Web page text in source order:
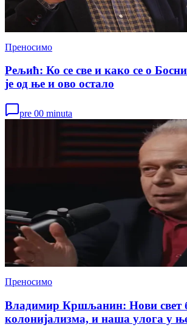
Преносимо
Рељић: Ко се све и како се о
је од ње и ово остало
pre 00 minuta
Преносимо
Владимир Кршљанин: Нови свет
колонијализма, и наша улога у